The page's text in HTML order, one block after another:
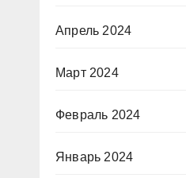
Апрель 2024
Март 2024
Февраль 2024
Январь 2024